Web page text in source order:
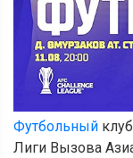
Футбольный
Лиги Вызова